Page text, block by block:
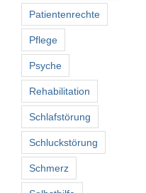
Patientenrechte
Pflege
Psyche
Rehabilitation
Schlafstörung
Schluckstörung
Schmerz